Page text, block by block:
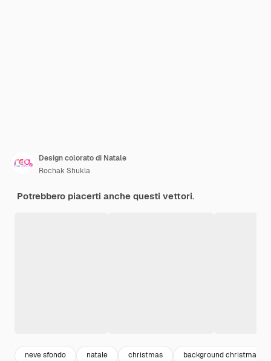
Design colorato di Natale
Rochak Shukla
Potrebbero piacerti anche questi vettori.
neve sfondo natale christmas background christmas